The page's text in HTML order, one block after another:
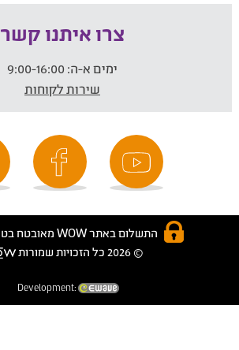
צרו איתנו קשר
ימים א-ה:
שירות לקוחות
התשלום באתר WOW מאובטח בטכנולוגית SSL
© 2026 כל הזכויות שמורות
Development: